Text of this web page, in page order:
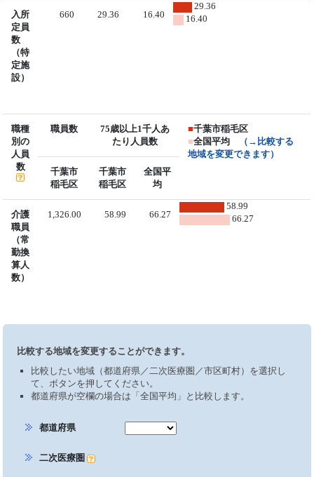
入所
定員
数
（特
定施
設）
660 29.36 16.40
29.36
16.40
職種
別の
人員
数
職員数
75歳以上1千人あ
たり人員数
■千葉市稲毛区
■全国平均
（→比較する
地域を変更できます）
千葉市
稲毛区
千葉市
稲毛区
全国平
均
介護
職員
（常
勤換
算人
数）
1,326.00 58.99 66.27
58.99
66.27
比較する地域を変更することができます。
比較したい地域（都道府県／二次医療圏／市区町村）を選択し
て、ボタンを押してください。
都道府県が空欄の場合は「全国平均」と比較します。
都道府県
二次医療圏